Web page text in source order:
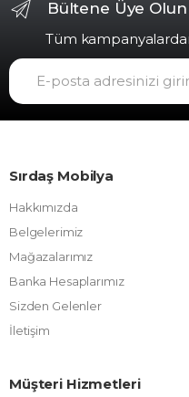
Bültene Üye Olun
Tüm
Sırdaş Mobilya
Hakkımızda
Belgelerimiz
Mağazalarımız
Banka Hesaplarımız
Sizden Gelenler
İletişim
Müşteri Hizmetleri